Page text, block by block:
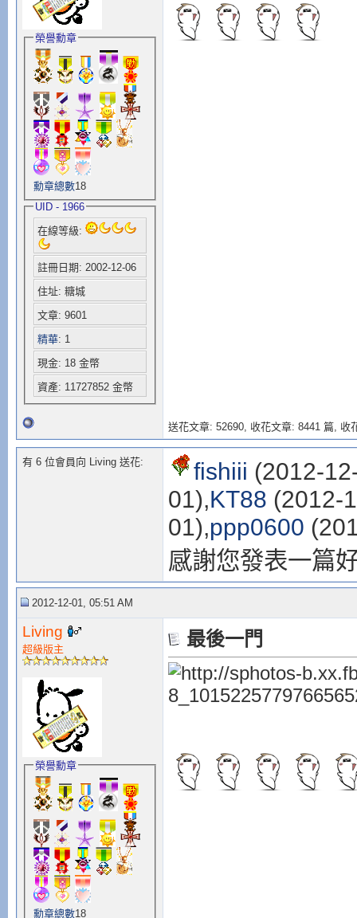
榮譽勳章
勳章總數18
UID - 1966
在線等級:
註冊日期: 2002-12-06
住址: 糖城
文章: 9601
精華: 1
現金: 18 金幣
資產: 11727852 金幣
送花文章: 52690, 收花文章: 8441 篇, 收
有 6 位會員向 Living 送花: fishiii (2012-
01),KT88 (2012-
01),ppp0600
感謝您發表一篇
2012-12-01, 05:51 AM
Living
超級版主
榮譽勳章
勳章總數18
最後一門